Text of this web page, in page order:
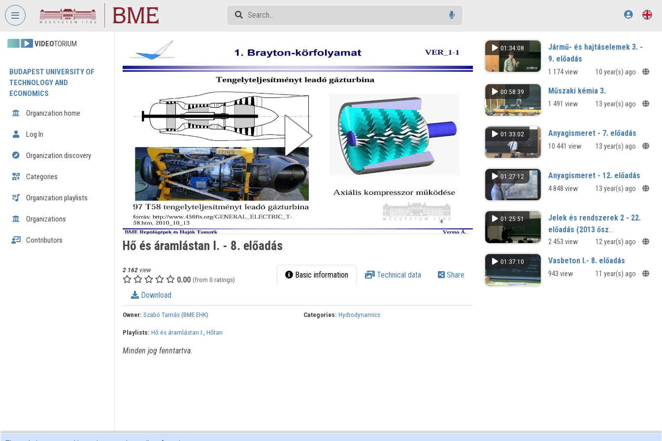
Skip header Skip menu
VIDEOTORIUM
BUDAPEST UNIVERSITY OF
TECHNOLOGY AND
ECONOMICS
Organization home
Log In
Organization discovery
Categories
Organization playlists
Organizations
Contributors Hő és áramlástan I. - 8. előadás
2 162view
0.00 (from 0 ratings) Basic information Technical data Share
Download
Owner: Szabó Tamás (BME EHK) Categories: Hydrodynamics
Playlists: Hő és áramlástan I., Hőtan
Minden jog fenntartva.
01:34:08
Jármű- és hajtáselemek 3. -
9. előadás
1 174 view 10 year(s) ago
00:58:39 Műszaki kémia 3.
1 491 view 13 year(s) ago
01:33:02 Anyagismeret - 7. előadás
10 441 view 13 year(s) ago
01:27:12 Anyagismeret - 12. előadás
4 848 view 13 year(s) ago
01:25:51
Jelek és rendszerek 2 - 22.
előadás (2013 ősz
villamosmérnök)
2 453 view 12 year(s) ago
01:37:10 Vasbeton I.- 8. előadás
943 view 11 year(s) ago